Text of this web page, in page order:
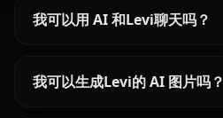
我可以用 AI 和Levi聊天吗？
我可以生成Levi的 AI 图片吗？